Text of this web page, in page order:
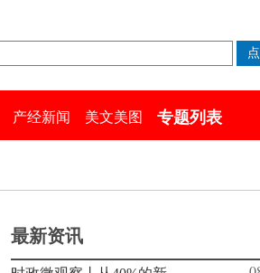
产经新闻 美文美图 专题列表
最新资讯